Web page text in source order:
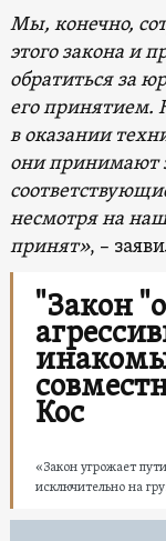
Мы, конечно,
этого закона и
обратиться за
его принятием.
в оказании
они принимают
несмотря на
принят», –
"Закон
Кос
«Закон угрожает
исключительно на